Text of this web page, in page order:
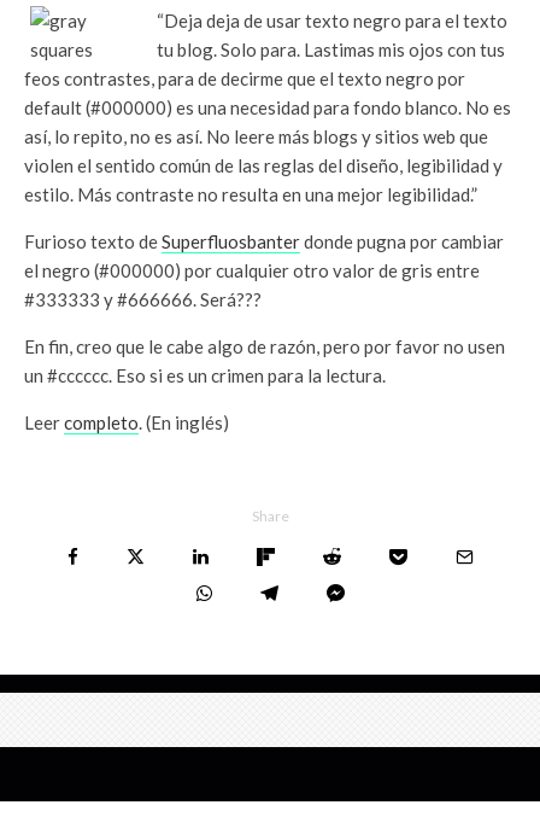
“Deja deja de usar texto negro para el texto
tu blog. Solo para. Lastimas mis ojos con tus
feos contrastes, para de decirme que el texto negro por
default (#000000) es una necesidad para fondo blanco. No es
así, lo repito, no es así. No leere más blogs y sitios web que
violen el sentido común de las reglas del diseño, legibilidad y
estilo. Más contraste no resulta en una mejor legibilidad.”
Furioso texto deSuperfluosbanterdonde pugna por cambiar
el negro (#000000) por cualquier otro valor de gris entre
#333333 y #666666. Será???
En fin, creo que le cabe algo de razón, pero por favor no usen
un #cccccc. Eso si es un crimen para la lectura.
Leercompleto . (En inglés)
Share